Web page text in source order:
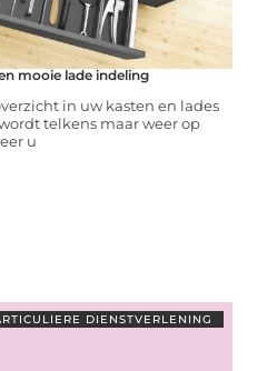
mooie lade indeling
in uw kasten en lades
telkens maar weer op
u
DIENSTVERLENING